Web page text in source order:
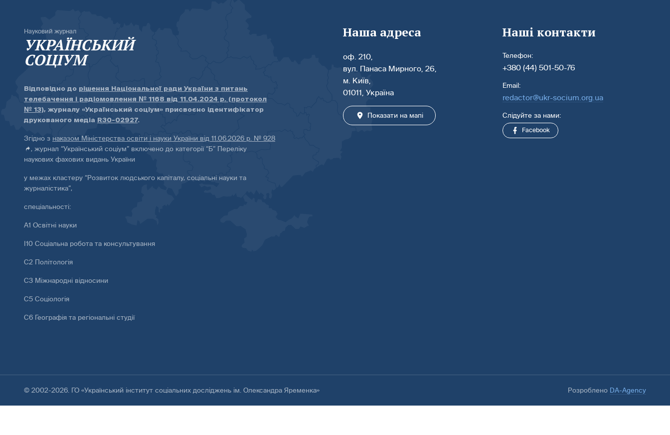
Науковий журнал
УКРАЇНСЬКИЙ
СОЦІУМ
Відповідно до рішення Національної ради України з питань
телебачення і радіомовлення № 1168 від 11.04.2024 р. (протокол
№ 13), журналу «Український соціум» присвоєно ідентифікатор
друкованого медіа R30-02927.
Згідно з наказом Міністерства освіти і науки України від 11.06.2026 р. № 928
, журнал “Український соціум” включено до категорії “Б” Переліку
наукових фахових видань України
у межах кластеру “Розвиток людського капіталу, соціальні науки та
журналістика”,
спеціальності:
А1 Освітні науки
І10 Соціальна робота та консультування
С2 Політологія
С3 Міжнародні відносини
С5 Соціологія
С6 Географія та регіональні студії
Наша адреса
оф. 210,
вул. Панаса Мирного, 26,
м. Київ,
01011, Україна
Показати на мапі
Наші контакти
Телефон:
+380 (44) 501-50-76
Email:
redactor@ukr-socium.org.ua
Слідуйте за нами:
Facebook
© 2002-2026. ГО «Український інститут соціальних досліджень ім. Олександра Яременка» Розроблено DA-Agency